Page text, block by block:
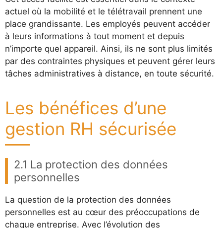
actuel où la mobilité et le télétravail prennent une
place grandissante. Les employés peuvent accéder
à leurs informations à tout moment et depuis
n’importe quel appareil. Ainsi, ils ne sont plus limités
par des contraintes physiques et peuvent gérer leurs
tâches administratives à distance, en toute sécurité.
Les bénéfices d’une
gestion RH sécurisée
2.1 La protection des données
personnelles
La question de la protection des données
personnelles est au cœur des préoccupations de
chaque entreprise. Avec l’évolution des